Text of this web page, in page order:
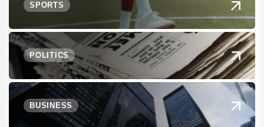
SPORTS
POLITICS
BUSINESS